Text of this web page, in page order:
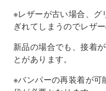
※レザーが古い場合、グ
ぎれてしまうのでレザ
新品の場合でも、接着
とがあります。
※バンパーの再装着が可